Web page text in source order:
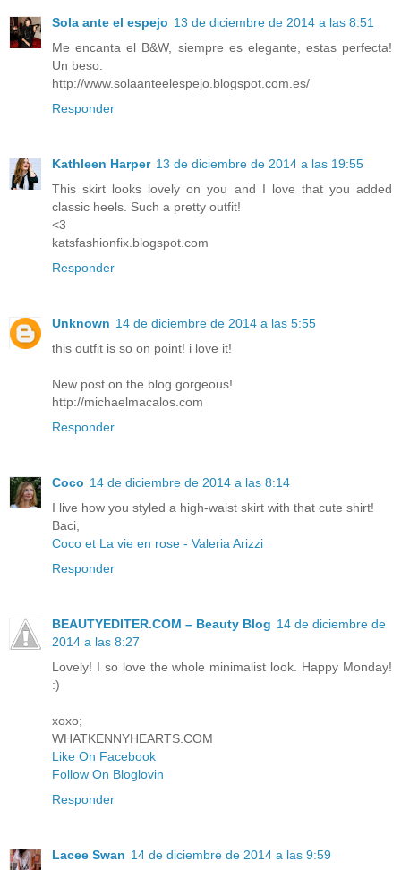
Sola ante el espejo 13 de diciembre de 2014 a las 8:51
Me encanta el B&W, siempre es elegante, estas perfecta!
Un beso.
http://www.solaanteelespejo.blogspot.com.es/
Responder
Kathleen Harper 13 de diciembre de 2014 a las 19:55
This skirt looks lovely on you and I love that you added
classic heels. Such a pretty outfit!
<3
katsfashionfix.blogspot.com
Responder
Unknown 14 de diciembre de 2014 a las 5:55
this outfit is so on point! i love it!
New post on the blog gorgeous!
http://michaelmacalos.com
Responder
Coco 14 de diciembre de 2014 a las 8:14
I live how you styled a high-waist skirt with that cute shirt!
Baci,
Coco et La vie en rose - Valeria Arizzi
Responder
BEAUTYEDITER.COM – Beauty Blog 14 de diciembre de
2014 a las 8:27
Lovely! I so love the whole minimalist look. Happy Monday!
:)
xoxo;
WHATKENNYHEARTS.COM
Like On Facebook
Follow On Bloglovin
Responder
Lacee Swan 14 de diciembre de 2014 a las 9:59